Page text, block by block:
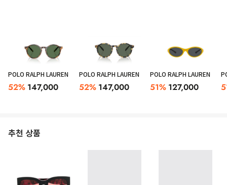
POLO RALPH LAUREN
52% 147,000
POLO RALPH LAUREN
52% 147,000
POLO RALPH LAUREN
51% 127,000
추천 상품